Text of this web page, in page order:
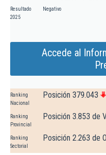
Resultado
2025
Negativo
Accede al
Ranking
Nacional
Posición 379.043
Ranking
Provincial
Posición 3.853 de
Ranking
Sectorial
Posición 2.263 de